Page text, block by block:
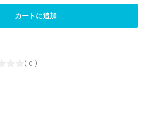
カートに追加
( 0 )